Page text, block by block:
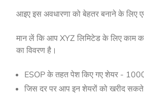
आइए इस अवधारणा को बेहतर बनाने के लिए
मान लें कि आप XYZ लिमिटेड के लिए काम
का विवरण है।
ESOP के तहत पेश किए गए शेयर -
जिस दर पर आप इन शेयरों को खरीद